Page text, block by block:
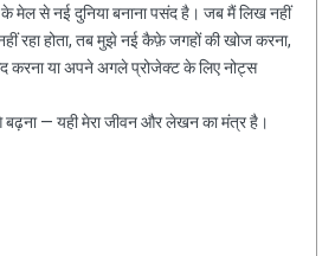
के मेल से नई दुनिया बनाना पसंद है। जब मैं लिख नहीं
रहा होता, तब मुझे नई कैफ़े जगहों की खोज करना,
करना या अपने अगले प्रोजेक्ट के लिए नोट्स
— यही मेरा जीवन और लेखन का मंत्र है।